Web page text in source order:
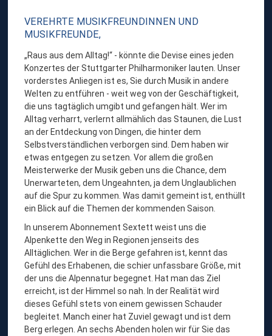
VEREHRTE MUSIKFREUNDINNEN UND
MUSIKFREUNDE,
„Raus aus dem Alltag!“ - könnte die Devise eines jeden
Konzertes der Stuttgarter Philharmoniker lauten. Unser
vorderstes Anliegen ist es, Sie durch Musik in andere
Welten zu entführen - weit weg von der Geschäftigkeit,
die uns tagtäglich umgibt und gefangen hält. Wer im
Alltag verharrt, verlernt allmählich das Staunen, die Lust
an der Entdeckung von Dingen, die hinter dem
Selbstverständlichen verborgen sind. Dem haben wir
etwas entgegen zu setzen. Vor allem die großen
Meisterwerke der Musik geben uns die Chance, dem
Unerwarteten, dem Ungeahnten, ja dem Unglaublichen
auf die Spur zu kommen. Was damit gemeint ist, enthüllt
ein Blick auf die Themen der kommenden Saison.
In unserem Abonnement Sextett weist uns die
Alpenkette den Weg in Regionen jenseits des
Alltäglichen. Wer in die Berge gefahren ist, kennt das
Gefühl des Erhabenen, die schier unfassbare Größe, mit
der uns die Alpennatur begegnet. Hat man das Ziel
erreicht, ist der Himmel so nah. In der Realität wird
dieses Gefühl stets von einem gewissen Schauder
begleitet. Manch einer hat Zuviel gewagt und ist dem
Berg erlegen. An sechs Abenden holen wir für Sie das